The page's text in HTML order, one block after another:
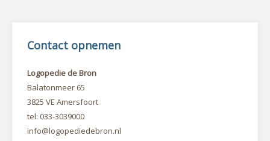
Contact opnemen
Logopedie de Bron
Balatonmeer 65
3825 VE Amersfoort
tel: 033-3039000
info@logopediedebron.nl